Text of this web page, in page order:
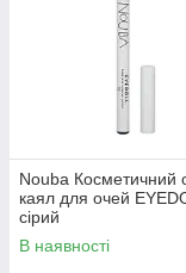
Nouba Косметичний
каял для очей
сірий
В наявності